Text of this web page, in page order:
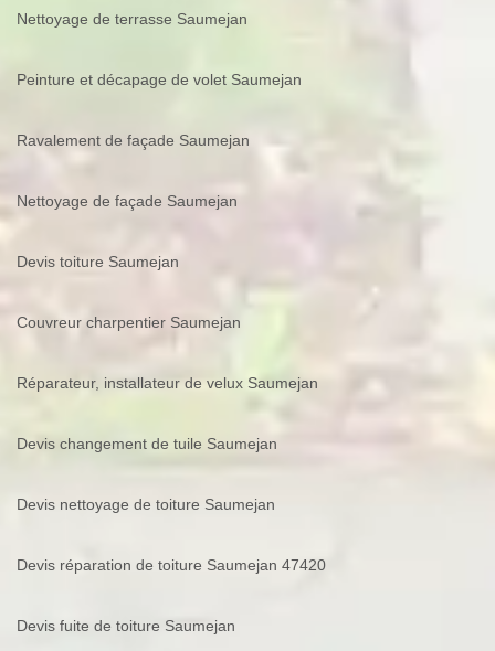
Nettoyage de terrasse Saumejan
Peinture et décapage de volet Saumejan
Ravalement de façade Saumejan
Nettoyage de façade Saumejan
Devis toiture Saumejan
Couvreur charpentier Saumejan
Réparateur, installateur de velux Saumejan
Devis changement de tuile Saumejan
Devis nettoyage de toiture Saumejan
Devis réparation de toiture Saumejan 47420
Devis fuite de toiture Saumejan